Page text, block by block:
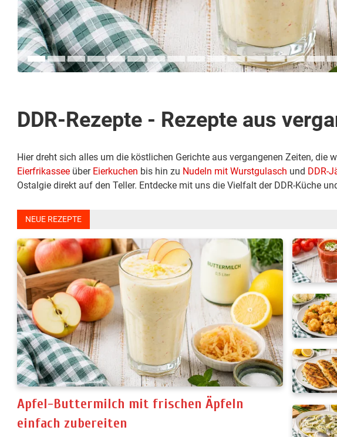
DDR-Rezepte - Rezepte aus
Hier dreht sich alles um die köstlichen Gerichte aus vergangenen Zeiten, die
Eierfrikasseeüber Eierkuchen bis hin zu Nudeln mit Wurstgulasch und DDR-
Ostalgie direkt auf den Teller. Entdecke mit uns die Vielfalt der DDR-Küche
NEUE REZEPTE
Apfel-Buttermilch mit frischen Äpfeln
einfach zubereiten